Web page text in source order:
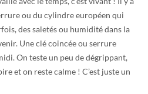
ou du cylindre européen qui
des saletés ou humidité dans la
Une clé coincée ou serrure
On teste un peu de dégrippant,
et on reste calme ! C’est juste un